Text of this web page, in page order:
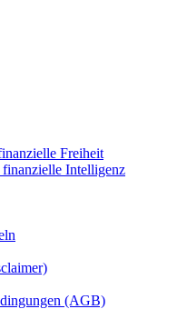
Freiheit
Intelligenz
(AGB)